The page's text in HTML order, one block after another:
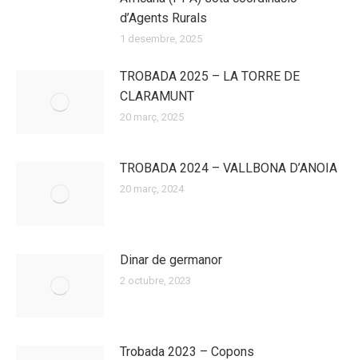
d’Agents Rurals
1 desembre, 2025
TROBADA 2025 – LA TORRE DE
CLARAMUNT
20 març, 2025
TROBADA 2024 – VALLBONA D’ANOIA
20 març, 2024
Dinar de germanor
2 octubre, 2023
Trobada 2023 – Copons